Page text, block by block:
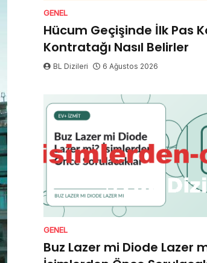
GENEL
Hücum Geçişinde İlk Pas
Kontratağı Nasıl Belirler
BL Dizileri 6 Ağustos 2026
GENEL
Buz Lazer mi Diode Lazer